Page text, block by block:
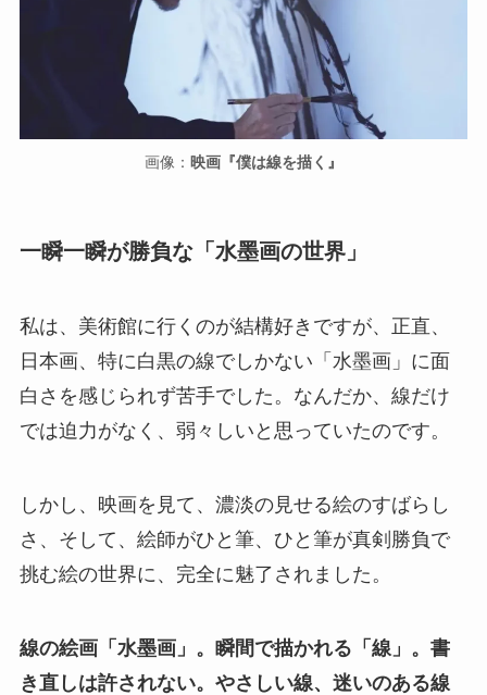
画像： 映画『僕は線を描く』
一瞬一瞬が勝負な「水墨画の世界」
私は、美術館に行くのが結構好きですが、正直、
日本画、特に白黒の線でしかない「水墨画」に面
白さを感じられず苦手でした。なんだか、線だけ
では迫力がなく、弱々しいと思っていたのです。
しかし、映画を見て、濃淡の見せる絵のすばらし
さ、そして、絵師がひと筆、ひと筆が真剣勝負で
挑む絵の世界に、完全に魅了されました。
線の絵画「水墨画」。瞬間で描かれる「線」。書
き直しは許されない。やさしい線、迷いのある線